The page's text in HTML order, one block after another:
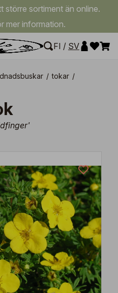
större sortiment än online.
mer information.
FI / SV
/ tokar /